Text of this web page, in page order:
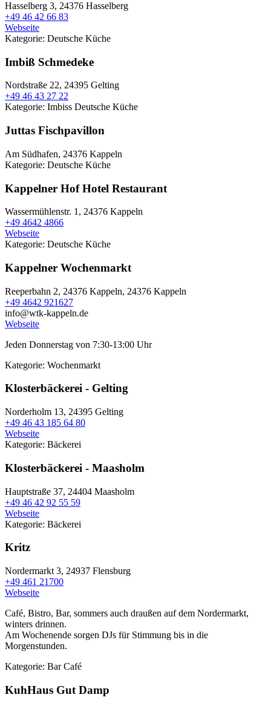
Hasselberg 3, 24376 Hasselberg
+49 46 42 66 83
Webseite
Kategorie: Deutsche Küche
Imbiß Schmedeke
Nordstraße 22, 24395 Gelting
+49 46 43 27 22
Kategorie: Imbiss Deutsche Küche
Juttas Fischpavillon
Am Südhafen, 24376 Kappeln
Kategorie: Deutsche Küche
Kappelner Hof Hotel Restaurant
Wassermühlenstr. 1, 24376 Kappeln
+49 4642 4866
Webseite
Kategorie: Deutsche Küche
Kappelner Wochenmarkt
Reeperbahn 2, 24376 Kappeln, 24376 Kappeln
+49 4642 921627
info@wtk-kappeln.de
Webseite
Jeden Donnerstag von 7:30-13:00 Uhr
Kategorie: Wochenmarkt
Klosterbäckerei - Gelting
Norderholm 13, 24395 Gelting
+49 46 43 185 64 80
Webseite
Kategorie: Bäckerei
Klosterbäckerei - Maasholm
Hauptstraße 37, 24404 Maasholm
+49 46 42 92 55 59
Webseite
Kategorie: Bäckerei
Kritz
Nordermarkt 3, 24937 Flensburg
+49 461 21700
Webseite
Café, Bistro, Bar, sommers auch draußen auf dem Nordermarkt,
winters drinnen.
Am Wochenende sorgen DJs für Stimmung bis in die
Morgenstunden.
Kategorie: BarCafé
KuhHaus Gut Damp